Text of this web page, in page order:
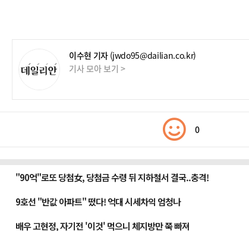
이수현 기자 (jwdo95@dailian.co.kr)
기사 모아 보기 >
0